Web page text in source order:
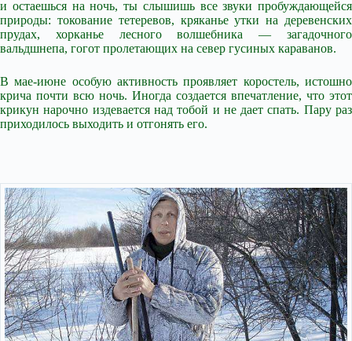
и остаешься на ночь, ты слышишь все звуки пробуждающейся
природы: токование тетеревов, кряканье утки на деревенских
прудах, хорканье лесного волшебника — загадочного
вальдшнепа, гогот пролетающих на север гусиных караванов.
В мае-июне особую активность проявляет коростель, истошно
крича почти всю ночь. Иногда создается впечатление, что этот
крикун нарочно издевается над тобой и не дает спать. Пару раз
приходилось выходить и отгонять его.